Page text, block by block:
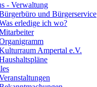
- Verwaltung
und Bürgerservice
erledige ich wo?
Ampertal e.V.